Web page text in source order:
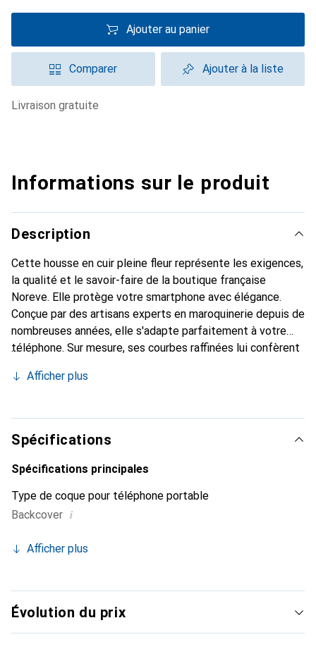
Ajouter au panier
Comparer Ajouter à la liste
livraison gratuite
Informations sur le produit
Description
Cette housse en cuir pleine fleur représente les exigences,
la qualité et le savoir-faire de la boutique française
Noreve. Elle protège votre smartphone avec élégance.
Conçue par des artisans experts en maroquinerie depuis de
nombreuses années, elle s'adapte parfaitement à votre
téléphone. Sur mesure, ses courbes raffinées lui confèrent
et indispensable pour votre smartphone. Reconnaissable à
marque Noreve est un choix sûr pour une clientèle
exigeante.
Afficher plus
Spécifications
Spécifications principales
Type de coque pour téléphone portable
Backcover i
Afficher plus
Évolution du prix